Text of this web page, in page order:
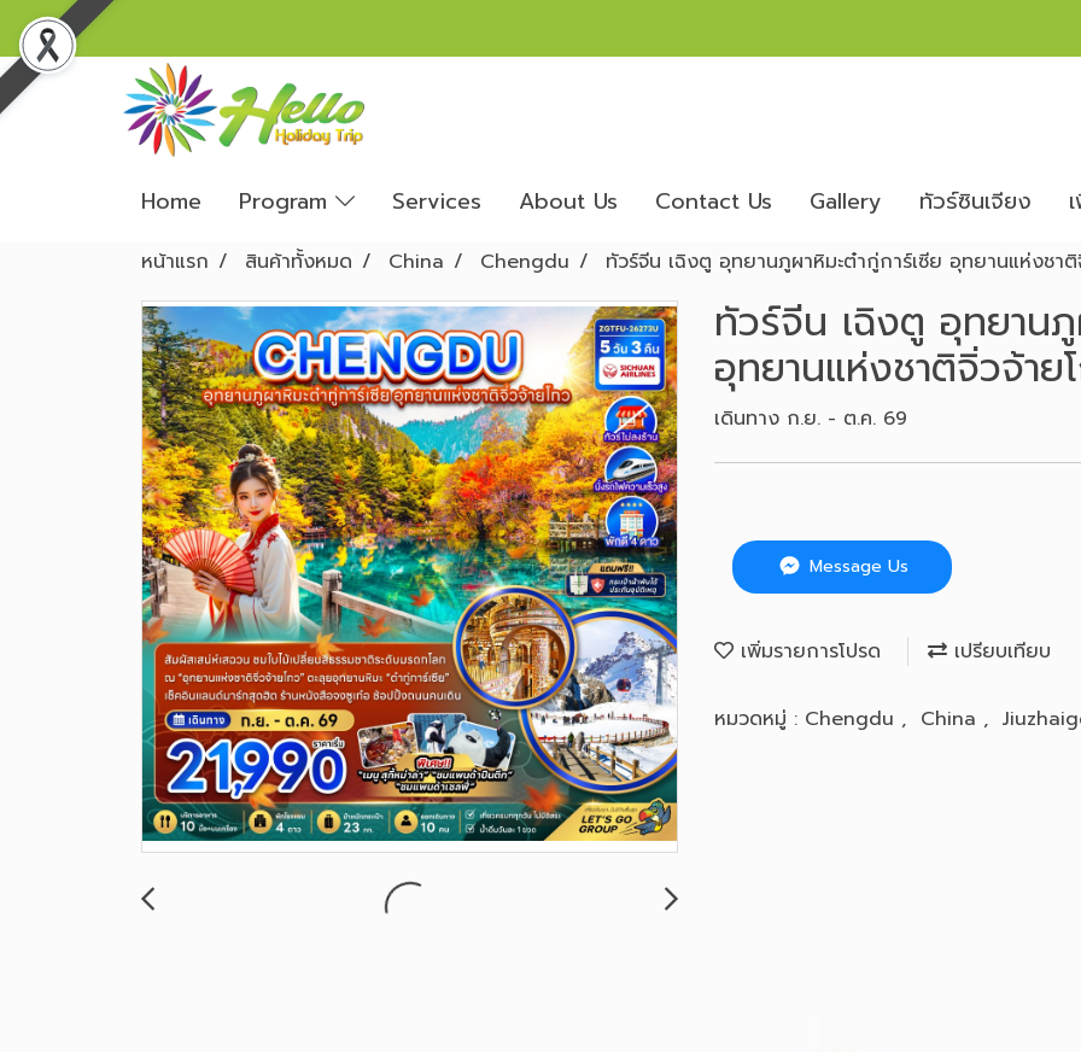
Home Program Services About Us Contact Us Gallery ทัวร์ซินเจียง
หน้าแรก สินค้าทั้งหมด China Chengdu ทัวร์จีน เฉิงตู อุทยานภูผาหิมะต๋ากู่การ์เซีย อุทยานแห่งชา
ทัวร์จีน เฉิงตู อุทยานภู
อุทยานแห่งชาติจิ่วจ้า
เดินทาง ก.ย. - ต.ค. 69
Message Us
เพิ่มรายการโปรด เปรียบเทียบ
หมวดหมู่ : Chengdu , China ,